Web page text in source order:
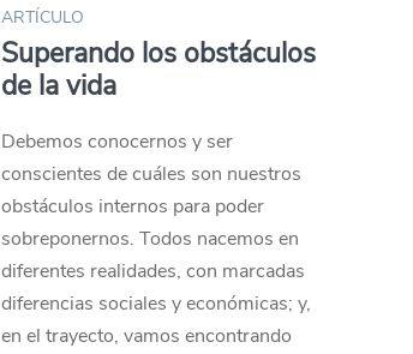
ARTÍCULO
Superando los obstáculos
de la vida
Debemos conocernos y ser
conscientes de cuáles son nuestros
obstáculos internos para poder
sobreponernos. Todos nacemos en
diferentes realidades, con marcadas
diferencias sociales y económicas; y,
en el trayecto, vamos encontrando